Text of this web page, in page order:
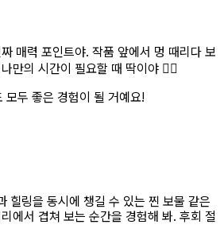
매력 포인트야. 작품 앞에서 멍 때리다 보
만의 시간이 필요할 때 딱이야 🧘‍♀️
두 좋은 경험이 될 거예요!
힐링을 동시에 챙길 수 있는 찐 보물 같은
에서 겹쳐 보는 순간을 경험해 봐. 후회 절